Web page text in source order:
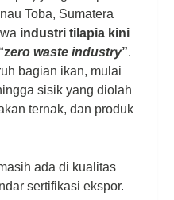
Toba, Sumatera
industri tilapia kini
ero waste industry”.
bagian ikan, mulai
sisik yang diolah
ternak, dan produk
ada di kualitas
sertifikasi ekspor.